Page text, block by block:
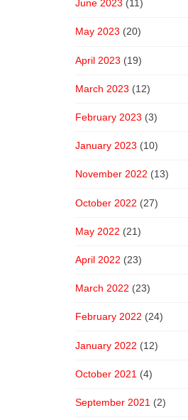
June 2023 (11)
May 2023 (20)
April 2023 (19)
March 2023 (12)
February 2023 (3)
January 2023 (10)
November 2022 (13)
October 2022 (27)
May 2022 (21)
April 2022 (23)
March 2022 (23)
February 2022 (24)
January 2022 (12)
October 2021 (4)
September 2021 (2)